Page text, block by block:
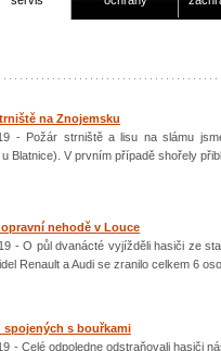
na Znojemsku
- Požár strniště a lisu na slámu
Blatnice). V prvním případě shořely
nehodě v Louce
- O půl dvanácté vyjížděli hasiči ze
Renault a Audi se zranilo celkem 6
spojených s bouřkami
- Celé odpoledne odstraňovali hasiči